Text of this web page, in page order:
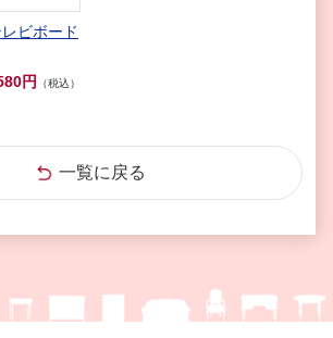
ビボード
円
（税込）
一覧に戻る